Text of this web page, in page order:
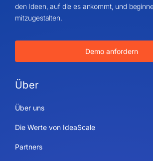
den Ideen, auf die es ankommt, und
mitzugestalten.
Demo anfordern
Über
Über uns
Die Werte von IdeaScale
Partners